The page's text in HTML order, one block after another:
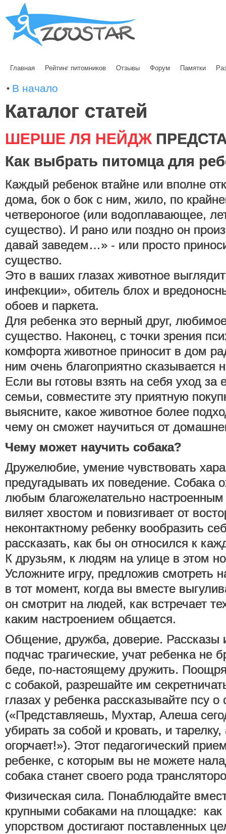
Главная Рейтинг питомников Отзывы Форум Памятки
В начало
Каталог статей
ШЕРШЕ ЛЯ НЕЙДЖ
Как выбрать питомца для
Каждый ребенок втайне или вполне
дома, бок о бок с ним, жило, по
четвероногое (или водоплавающее,
существо). И рано или поздно он
давай заведем…» - или просто
существо.
Это в ваших глазах животное
инфекции», обитель блох и
обоев и паркета.
Для ребенка это верный друг,
существо. Наконец, с точки зрения
комфорта животное приносит в дом
ним очень благоприятно сказывается
Если вы готовы взять на себя уход
семьи, совместите эту приятную
выясните, какое животное более
чему он сможет научиться от
Чему может научить собака?
Дружелюбие, умение чувствовать
предугадывать их поведение. Собака
любым благожелательно
виляет хвостом и повизгивает от
неконтактному ребенку вообразить
рассказать, как бы он относился к
К друзьям, к людям на улице в этом
Усложните игру, предложив смотреть
в тот момент, когда вы вместе
он смотрит на людей, как встречает
каким настроением общается.
Общение, дружба, доверие. Рассказы
подчас трагические, учат ребенка не
беде, по-настоящему дружить.
с собакой, разрешайте им
глазах у ребенка рассказывайте псу
(«Представляешь, Мухтар, Алеша
убирать за собой и кровать, и
огорчает!»). Этот педагогический
ребенке, с которым вы не можете
собака станет своего рода
Физическая сила. Понаблюдайте
крупными собаками на площадке: как
упорством достигают поставленных